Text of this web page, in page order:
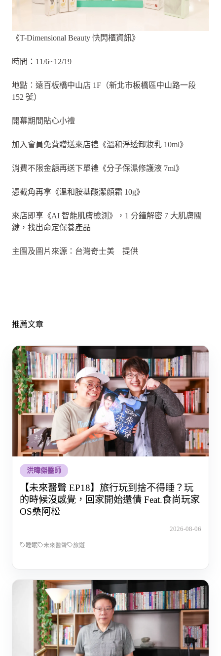
《T-Dimensional Beauty 快閃櫃資訊》
時間：11/6~12/19
地點：遠百板橋中山店 1F（新北市板橋區中山路一段
152 號）
開幕期間貼心小禮
加入會員免費贈送來店禮《溫和淨透卸妝乳 10ml》
消費不限金額再送下單禮《分子保濕修護液 7ml》
憑截角再拿《溫和胺基酸潔顏霜 10g》
來店即享《AI 智能肌膚檢測》，1 分鐘解密 7 大肌膚關
鍵，找出命定保養產品
主圖及圖片來源：台灣奇士美 提供
推薦文章
洪暐傑醫師
【未來醫聲 EP18】旅行玩到捨不得睡？玩
的時候沒感覺，回家開始還債 Feat.食尚玩家
OS桑阿松
2026-08-06
睡眠 未來醫聲 旅遊